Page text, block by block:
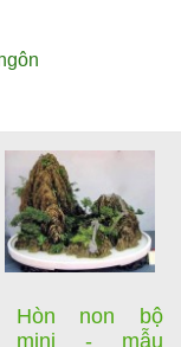
Hòn non bộ
mini - mẫu